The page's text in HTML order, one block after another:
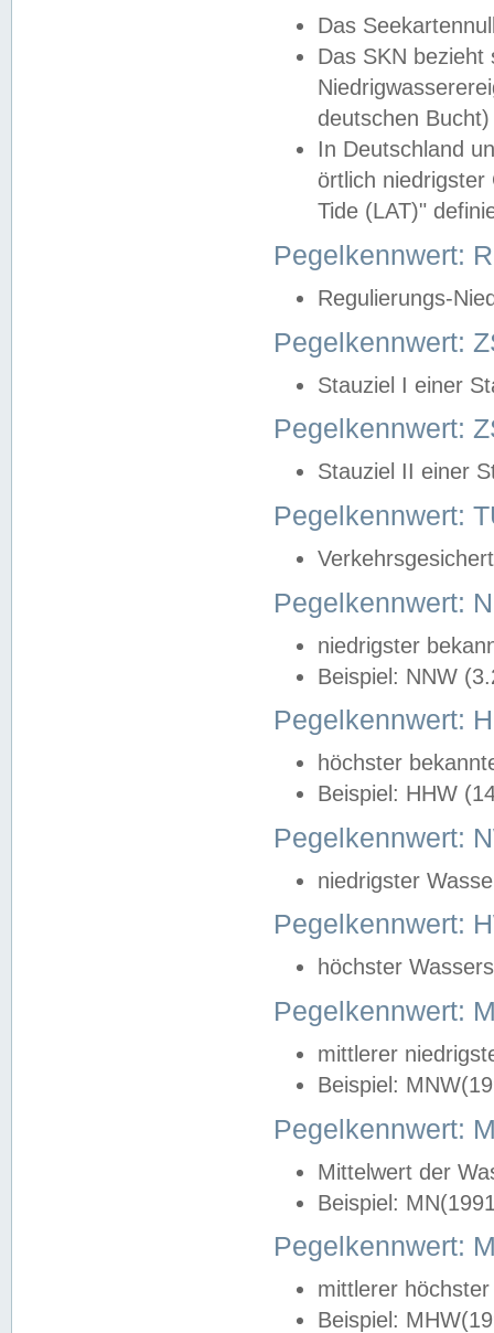
Das
Das SKN
deutschen
In Deutschland
örtlich
Tide (LAT)"
Pegelkennwert:
Regulierungs-
Pegelkennwert:
Stauziel I einer
Pegelkennwert:
Stauziel II einer
Pegelkennwert:
Pegelkennwert:
niedrigster
Beispiel: NNW
Pegelkennwert:
höchster
Beispiel: HHW
Pegelkennwert:
niedrigster
Pegelkennwert:
höchster
Pegelkennwert:
mittlerer
Beispiel:
Pegelkennwert:
Mittelwert der
Beispiel:
Pegelkennwert:
mittlerer
Beispiel: